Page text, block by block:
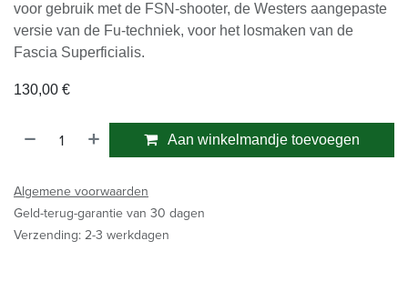
voor gebruik met de FSN-shooter, de Westers aangepaste
versie van de Fu-techniek, voor het losmaken van de
Fascia Superficialis.
130,00 €
Aan winkelmandje toevoegen
Algemene voorwaarden
Geld-terug-garantie van 30 dagen
Verzending: 2-3 werkdagen